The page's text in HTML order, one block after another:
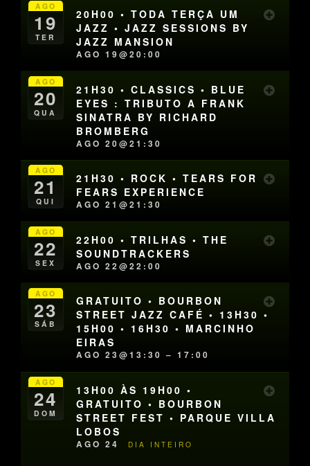
AGO
19
TER
20H00 • TODA TERÇA UM
JAZZ • JAZZ SESSIONS BY
JAZZ MANSION
AGO 19@20:00
AGO
20
QUA
21H30 • CLASSICS • BLUE
EYES : TRIBUTO A FRANK
SINATRA BY RICHARD
BROMBERG
AGO 20@21:30
AGO
21
QUI
21H30 • ROCK • TEARS FOR
FEARS EXPERIENCE
AGO 21@21:30
AGO
22
SEX
22H00 • TRILHAS • THE
SOUNDTRACKERS
AGO 22@22:00
AGO
23
SÁB
GRATUITO • BOURBON
STREET JAZZ CAFÉ • 13H30 •
15H00 • 16H30 • MARCINHO
EIRAS
AGO 23@13:30 – 17:00
AGO
24
DOM
13H00 ÀS 19H00 •
GRATUITO • BOURBON
STREET FEST • PARQUE VILLA
LOBOS
AGO 24 DIA INTEIRO